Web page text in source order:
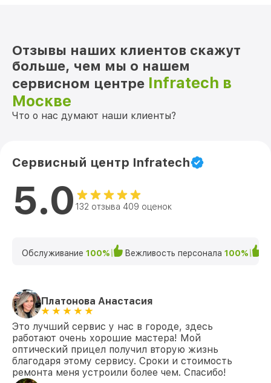
Отзывы наших клиентов скажут
больше, чем мы о нашем
сервисном центре Infratech в
Москве
Что о нас думают наши клиенты?
Сервисный центр Infratech
5.0 132 отзыва 409 оценок
Обслуживание 100% Вежливость персонала 100%
Платонова Анастасия
Это лучший сервис у нас в городе, здесь
работают очень хорошие мастера! Мой
оптический прицел получил вторую жизнь
благодаря этому сервису. Сроки и стоимость
ремонта меня устроили более чем. Спасибо!